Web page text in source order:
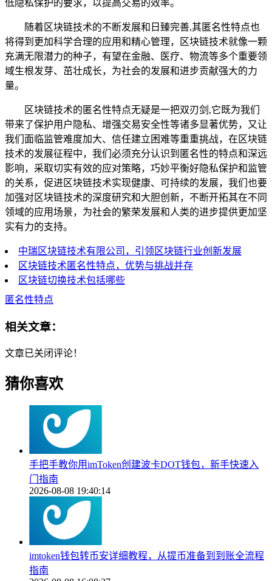
低隐私保护的要求，以提高交易的效率。
随着区块链技术的不断发展和日臻完善,其匿名性特点也
将得到更加科学合理的应用和精心管理，区块链技术就像一颗
充满无限潜力的种子，有望在金融、医疗、物流等多个重要领
域生根发芽、茁壮成长，为社会的发展和进步贡献强大的力
量。
区块链技术的匿名性特点无疑是一把双刃剑,它既为我们
带来了保护用户隐私、增强交易安全性等诸多显著优势，又让
我们面临监管难度加大、信任建立困难等重重挑战，在区块链
技术的发展征程中，我们必须充分认识到匿名性的特点和深远
影响，采取切实有效的应对策略，巧妙平衡好隐私保护和监管
的关系，促进区块链技术实现健康、可持续的发展，我们也要
加强对区块链技术的深度研究和大胆创新，不断开拓其在不同
领域的应用场景，为社会的繁荣发展和人类的进步提供更加坚
实有力的支持。
中瑞区块链技术有限公司，引领区块链行业创新发展
区块链技术匿名性特点，优势与挑战并存
区块链切换技术包括哪些
匿名性特点
相关文章：
文章已关闭评论！
猜你喜欢
手把手教你用imToken创建波卡DOT钱包，新手快速入
门指南
2026-08-08 19:40:14
imtoken钱包转币安详细教程，从提币准备到到账全流程
指南